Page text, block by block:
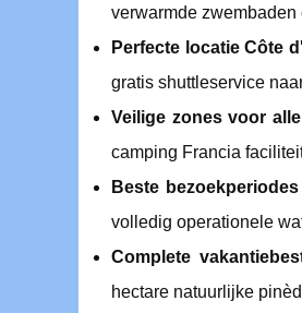
verwarmde
Perfecte locatie Côte
gratis shuttleservice
Veilige zones voor
camping Francia
Beste bezoekperiodes
volledig operationele
Complete
hectare natuurlijke